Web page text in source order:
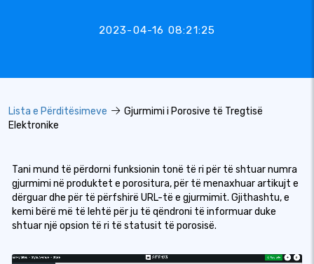
2023-04-16 08:21:25
Lista e Përditësimeve
Gjurmimi i Porosive të Tregtisë
Elektronike
Tani mund të përdorni funksionin tonë të ri për të shtuar numra
gjurmimi në produktet e porositura, për të menaxhuar artikujt e
dërguar dhe për të përfshirë URL-të e gjurmimit. Gjithashtu, e
kemi bërë më të lehtë për ju të qëndroni të informuar duke
shtuar një opsion të ri të statusit të porosisë.